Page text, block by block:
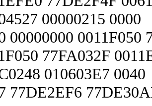
00000215 0000
00000000
77FA032F
010603E7 0040
77DE2EF6